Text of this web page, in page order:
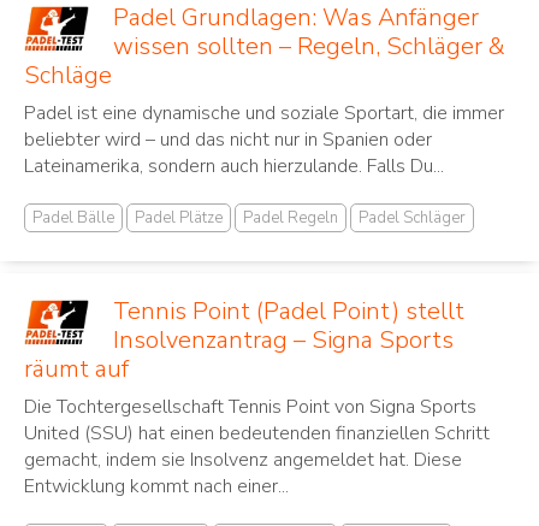
Padel Grundlagen: Was Anfänger
wissen sollten – Regeln, Schläger &
Schläge
Padel ist eine dynamische und soziale Sportart, die immer
beliebter wird – und das nicht nur in Spanien oder
Lateinamerika, sondern auch hierzulande. Falls Du...
Padel Bälle Padel Plätze Padel Regeln Padel Schläger
Tennis Point (Padel Point) stellt
Insolvenzantrag – Signa Sports
räumt auf
Die Tochtergesellschaft Tennis Point von Signa Sports
United (SSU) hat einen bedeutenden finanziellen Schritt
gemacht, indem sie Insolvenz angemeldet hat. Diese
Entwicklung kommt nach einer...